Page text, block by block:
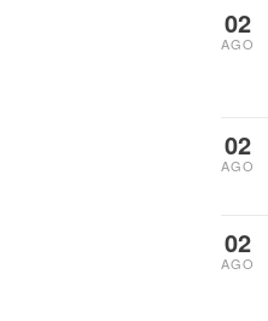
02
AGO
02
AGO
02
AGO